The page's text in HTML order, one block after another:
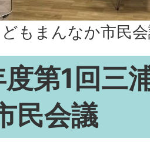
もまんなか市民
第1回三
民会議